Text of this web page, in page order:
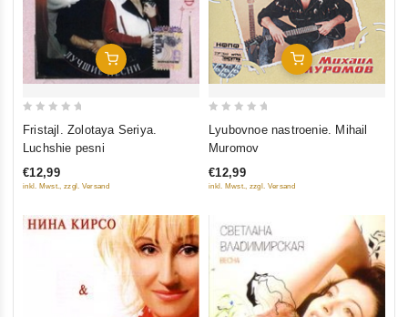
In Den Warenkorb
5
Fristajl. Zolotaya Seriya.
Luchshie pesni
€12,99
inkl. Mwst., zzgl. Versand
In Den Warenkorb
out
5
Lyubovnoe nastroenie. Mihail
Muromov
€12,99
inkl. Mwst., zzgl. Versand